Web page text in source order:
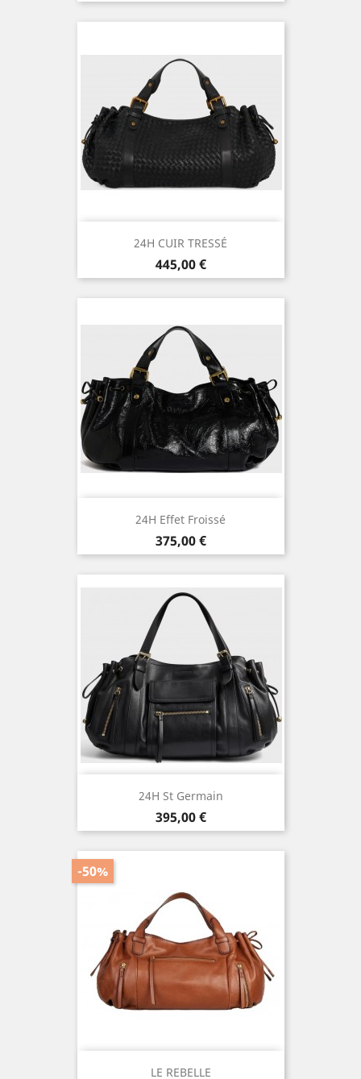
24H CUIR TRESSÉ
Prix
445,00 €
24H Effet Froissé
Prix
375,00 €
24H St Germain
Prix
395,00 €
LE REBELLE
-50%